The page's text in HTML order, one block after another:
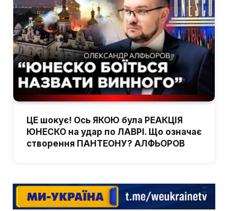
ЦЕ шокує! Ось ЯКОЮ була РЕАКЦІЯ
ЮНЕСКО на удар по ЛАВРІ. Що означає
створення ПАНТЕОНУ? АЛФЬОРОВ